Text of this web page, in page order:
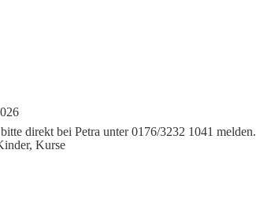
direkt bei Petra unter 0176/3232 1041 melden.
, Kurse